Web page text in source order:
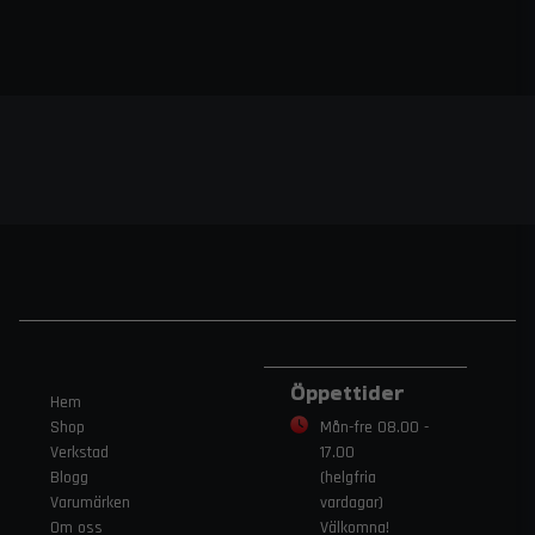
Hem
Shop
Verkstad
Blogg
Varumärken
Om oss
Öppettider
Mån-fre 08.00 -
17.00
(helgfria
vardagar)
Välkomna!